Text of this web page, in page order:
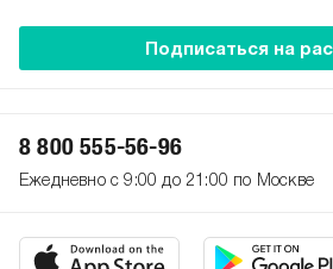
Подписаться на
8 800 555-56-96
Ежедневно с 9:00 до 21:00 по Москве